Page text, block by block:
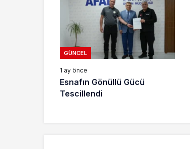
GÜNCEL
1 ay önce
Esnafın Gönüllü Gücü
Tescillendi